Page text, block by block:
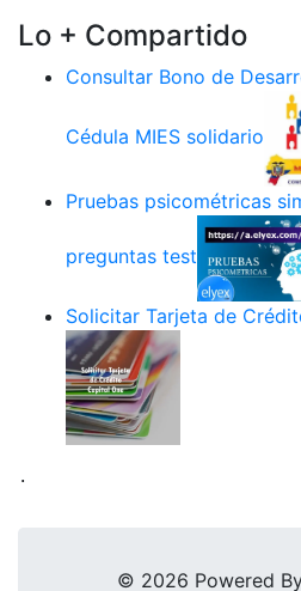
Lo + Compartido
Consultar Bono de
Cédula MIES solidario
Pruebas psicométricas
preguntas test
Solicitar Tarjeta de
.
© 2026 Powered